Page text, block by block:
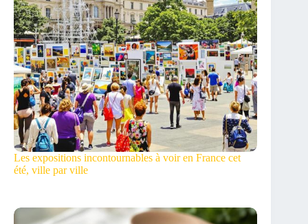
Les expositions incontournables à voir en France cet
été, ville par ville